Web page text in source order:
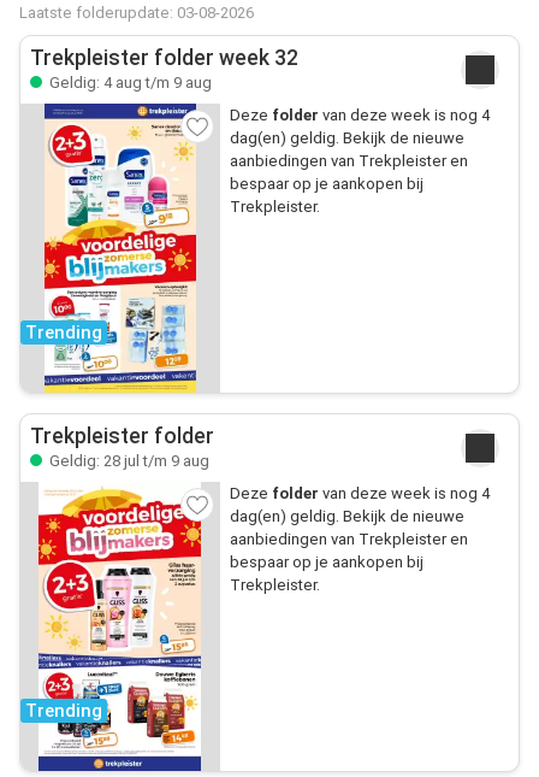
Laatste folderupdate: 03-08-2026
Trekpleister folder week 32
Geldig: 4 aug t/m 9 aug
Trending
Deze folder van deze week is nog 4
dag(en) geldig. Bekijk de nieuwe
aanbiedingen van Trekpleister en
bespaar op je aankopen bij
Trekpleister.
Trekpleister folder
Geldig: 28 jul t/m 9 aug
Trending
Deze folder van deze week is nog 4
dag(en) geldig. Bekijk de nieuwe
aanbiedingen van Trekpleister en
bespaar op je aankopen bij
Trekpleister.